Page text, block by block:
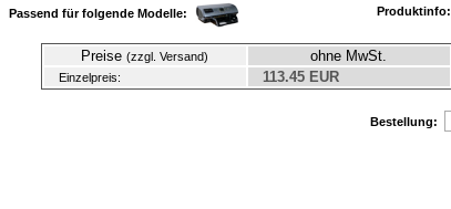
Passend für folgende Modelle: Produktinfo:
Preise (zzgl. Versand) ohne MwSt.
Einzelpreis: 113.45 EUR
Bestellung: